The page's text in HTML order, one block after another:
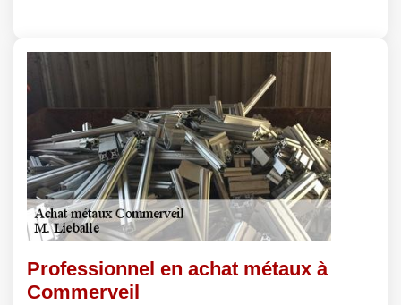
Professionnel en achat métaux à
Commerveil